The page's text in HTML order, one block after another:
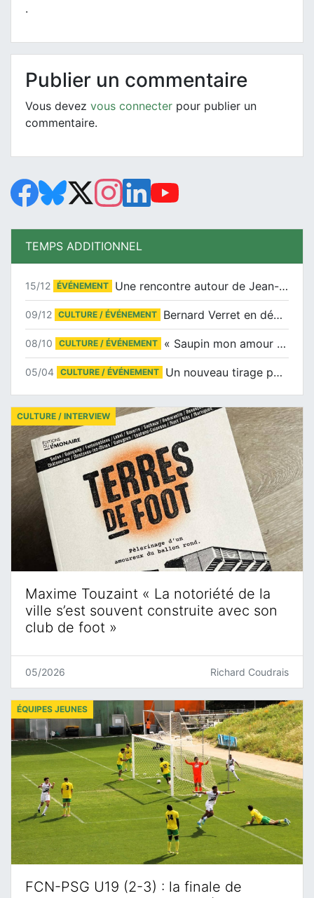
.
Publier un commentaire
Vous devez vous connecter pour publier un
commentaire.
TEMPS ADDITIONNEL
15/12 ÉVÉNEMENT Une rencontre autour de Jean-Claude Suaudeau
09/12 CULTURE / ÉVÉNEMENT Bernard Verret en dédicaces le samedi 13 décembre à l’Espace Culturel Atlantis
08/10 CULTURE / ÉVÉNEMENT « Saupin mon amour » au salon du livre de Trentemoult
05/04 CULTURE / ÉVÉNEMENT Un nouveau tirage pour le Docu-BD
Maxime Touzaint « La notoriété de la
ville s’est souvent construite avec son
club de foot »
CULTURE / INTERVIEW
05/2026 Richard Coudrais
FCN-PSG U19 (2-3) : la finale de
ÉQUIPES JEUNES